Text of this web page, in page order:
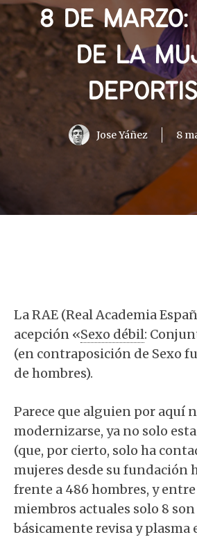
8 DE MARZO:
DE LA
Jose Yáñez 8
La RAE (Real Academia
acepción «Sexo débil:
(en contraposición de Sexo
de hombres).⁣
Parece que alguien por aquí
modernizarse, ya no solo
(que, por cierto, solo ha
mujeres desde su fundación
frente a 486 hombres, y
miembros actuales solo 8
básicamente revisa y plasma